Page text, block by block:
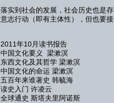
落实到社会的发展，社会历史也是
意志行动（即有主体性），但也要
2011年10月读书报告
中国文化要义 梁漱溟
东西文化及其哲学 梁漱溟
中国文化的命运 梁漱溟
五百年来谁著史 韩毓海
读史入门 许凌云
全球通史 斯塔夫里阿诺斯